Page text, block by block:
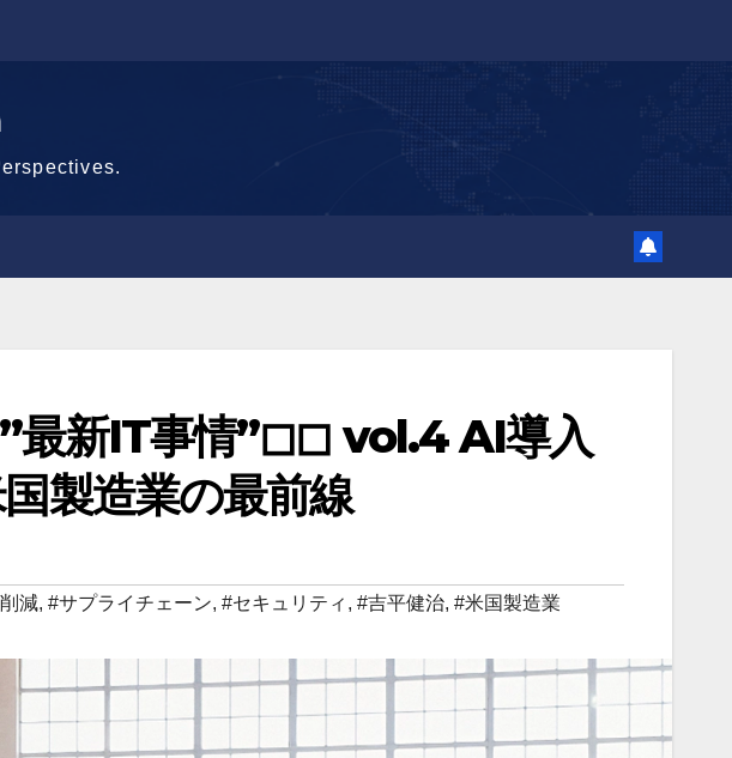
最新IT事情”◻︎◻︎ vol.4 AI導入
製造業の最前線
減, #サプライチェーン, #セキュリティ , #吉平健治, #米国製造業